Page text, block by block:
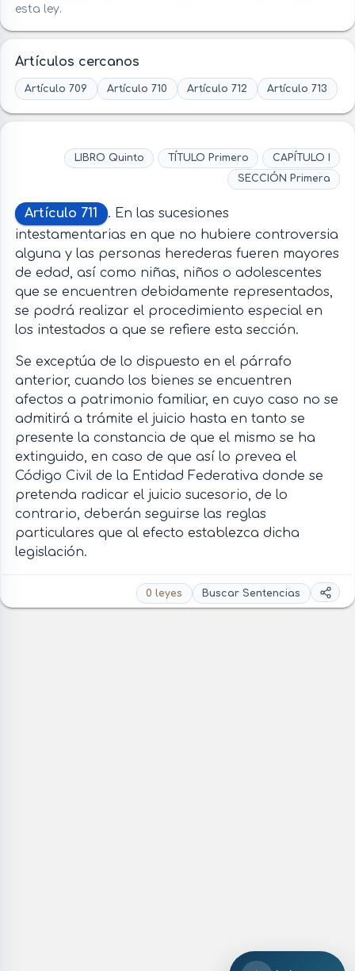
esta ley.
Artículos cercanos
Artículo 709 Artículo 710 Artículo 712 Artículo 713
LIBRO Quinto TÍTULO Primero
CAPÍTULO I
SECCIÓN Primera
Artículo 711
. En las sucesiones
intestamentarias en que no hubiere controversia
alguna y las personas herederas fueren mayores
de edad, así como niñas, niños o adolescentes
que se encuentren debidamente representados,
se podrá realizar el procedimiento especial en
los intestados a que se refiere esta sección.
Se exceptúa de lo dispuesto en el párrafo
anterior, cuando los bienes se encuentren
afectos a patrimonio familiar, en cuyo caso no se
admitirá a trámite el juicio hasta en tanto se
presente la constancia de que el mismo se ha
extinguido, en caso de que así lo prevea el
Código Civil de la Entidad Federativa donde se
pretenda radicar el juicio sucesorio, de lo
contrario, deberán seguirse las reglas
particulares que al efecto establezca dicha
legislación.
0 leyes Buscar Sentencias